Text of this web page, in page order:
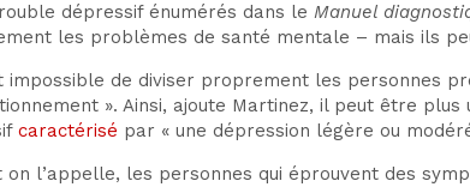
dépressif énumérés dans le Manuel
les problèmes de santé mentale – mais ils
impossible de diviser proprement les personnes
». Ainsi, ajoute Martinez, il peut être
caractérisé par « une dépression légère ou
l’appelle, les personnes qui éprouvent des